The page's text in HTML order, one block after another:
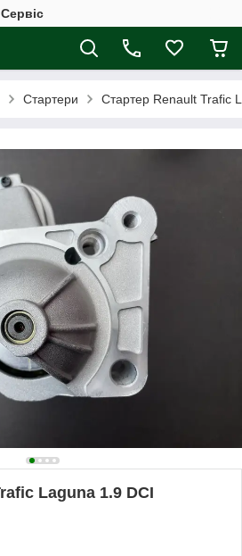
Стартери Стартер Renault Trafic
Laguna 1.9 DCI